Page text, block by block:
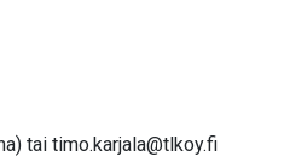
tai timo.karjala@tlkoy.fi